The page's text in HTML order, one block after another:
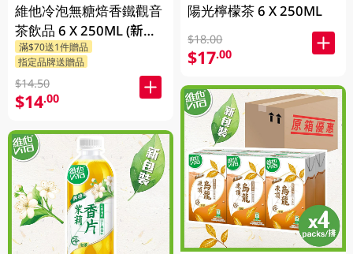
維他冷泡無糖焙香鐵觀音
茶飲品 6 X 250ML (新舊
包裝隨機發貨)
滿$70送1件贈品
指定品牌送贈品
$14.50
$14.00
陽光檸檬茶 6 X 250ML
$18.00
$17.00